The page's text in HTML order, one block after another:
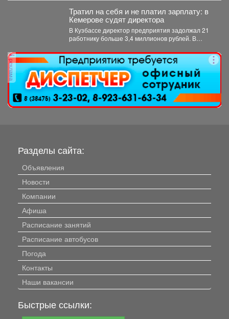
Тратил на себя и не платил зарплату: в
Кемерове судят директора
В Кузбассе директор предприятия задолжал 21
работнику больше 3,4 миллионов рублей. В
реклама
Разделы сайта:
Объявления
Новости
Компании
Афиша
Расписание занятий
Расписание автобусов
Погода
Контакты
Наши вакансии
Быстрые ссылки: